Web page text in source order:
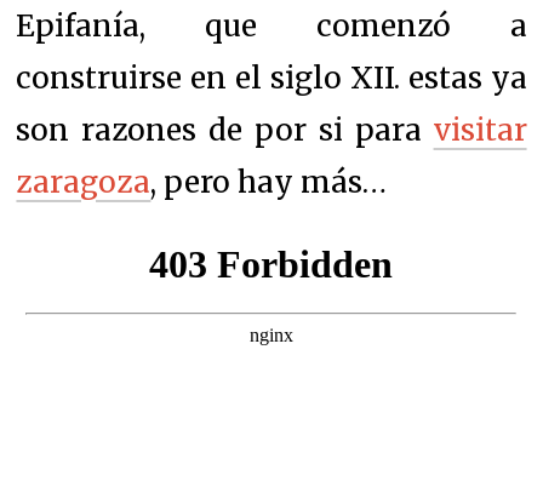
Epifanía, que comenzó a
construirse en el siglo XII. estas ya
son razones de por si para visitar
zaragoza, pero hay más…